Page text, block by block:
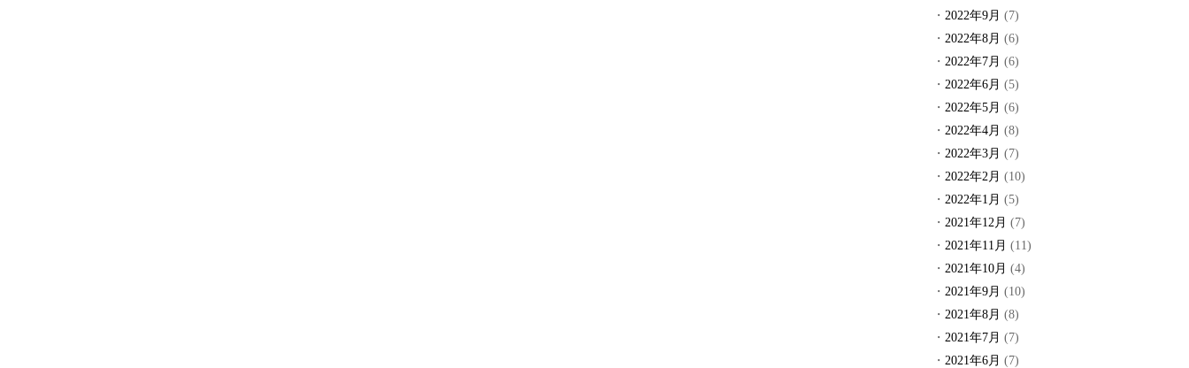
2022年9月 (7)
2022年8月 (6)
2022年7月 (6)
2022年6月 (5)
2022年5月 (6)
2022年4月 (8)
2022年3月 (7)
2022年2月 (10)
2022年1月 (5)
2021年12月 (7)
2021年11月 (11)
2021年10月 (4)
2021年9月 (10)
2021年8月 (8)
2021年7月 (7)
2021年6月 (7)